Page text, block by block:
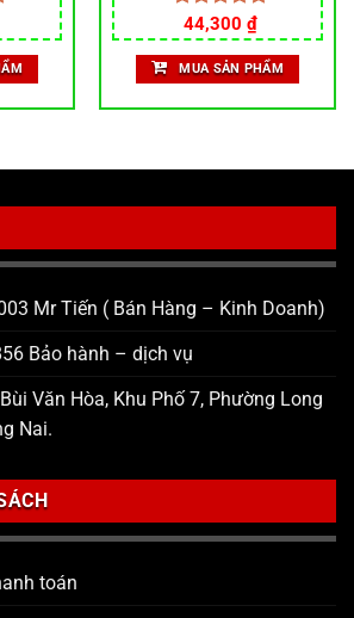
Được xếp
hạng5.00
5 sao
Giá
gốc
là:
51,750 ₫.
44,300 ₫Giá
hiện
tại
là:
44,300 ₫.
MUA SẢN PHẨM
Mr Tiến ( Bán Hàng – Kinh Doanh)
Bảo hành – dịch vụ
Văn Hòa, Khu Phố 7, Phường Long
Nai.
toán